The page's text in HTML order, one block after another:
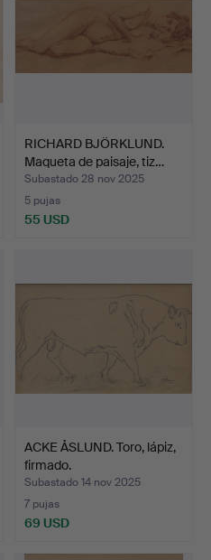
RICHARD BJÖRKLUND.
Maqueta de paisaje, tiz…
Subastado 28 nov 2025
5 pujas
55 USD
ACKE ÅSLUND. Toro, lápiz,
firmado.
Subastado 14 nov 2025
7 pujas
69 USD